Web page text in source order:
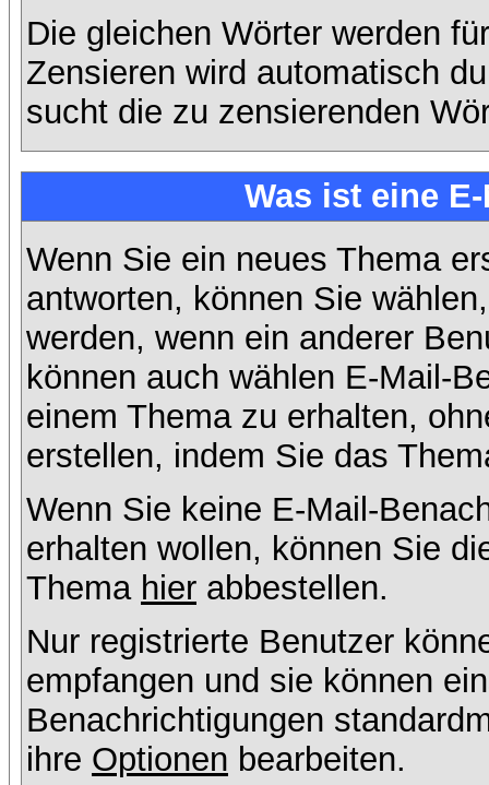
Die gleichen Wörter werden
Zensieren wird automatisch
sucht die zu zensierenden
Was ist eine
Wenn Sie ein neues Thema
antworten, können Sie
werden, wenn ein anderer
können auch wählen E-Mail-
einem Thema zu erhalten,
erstellen, indem Sie das
Wenn Sie keine E-Mail-
erhalten wollen, können Sie
Thema hier abbestellen.
Nur registrierte Benutzer
empfangen und sie können
Benachrichtigungen
ihre Optionen bearbeiten.